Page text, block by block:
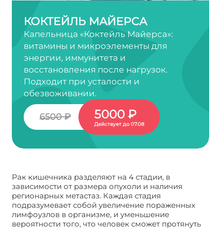
КОКТЕЙЛЬ МАЙЕРСА
Капельница «Коктейль Майерса»:
витамины и микроэлементы для
энергии, иммунитета и
восстановления после нагрузок.
Подходит при усталости и
обезвоживании.
6500 ₽ 5000 ₽
Действует до 07.08
Рак кишечника разделяют на 4 стадии, в
зависимости от размера опухоли и наличия
регионарных метастаз. Каждая стадия
подразумевает собой увеличение пораженных
лимфоузлов в организме, и уменьшение
вероятности того, что человек сможет протянуть